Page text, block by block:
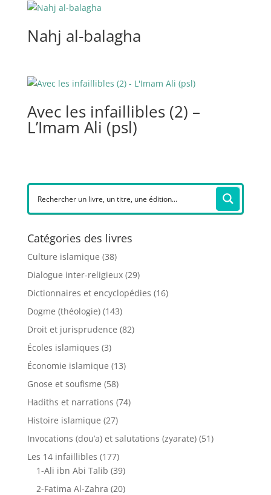
Nahj al-balagha
Avec les infaillibles (2) –
L’Imam Ali (psl)
Catégories des livres
Culture islamique (38)
Dialogue inter-religieux (29)
Dictionnaires et encyclopédies (16)
Dogme (théologie) (143)
Droit et jurisprudence (82)
Écoles islamiques (3)
Économie islamique (13)
Gnose et soufisme (58)
Hadiths et narrations (74)
Histoire islamique (27)
Invocations (dou’a) et salutations (zyarate) (51)
Les 14 infaillibles (177)
1-Ali ibn Abi Talib (39)
2-Fatima Al-Zahra (20)